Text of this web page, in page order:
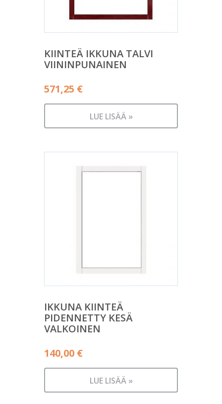
KIINTEÄ IKKUNA TALVI
VIININPUNAINEN
571,25 €
LUE LISÄÄ »
IKKUNA KIINTEÄ
PIDENNETTY KESÄ
VALKOINEN
140,00 €
LUE LISÄÄ »